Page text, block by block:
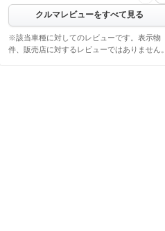
クルマレビューをすべて見る
※該当車種に対してのレビューです。表示物
件、販売店に対するレビューではありません。